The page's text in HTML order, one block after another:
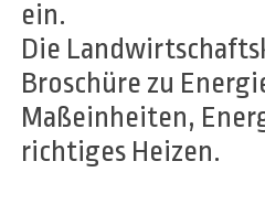
ein.
Die
Broschüre zu
Maßeinheiten,
richtiges Heizen.